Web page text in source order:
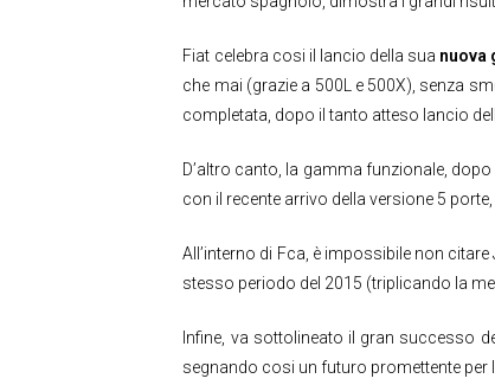
Fiat celebra cosi il lancio della sua nuova
che mai (grazie a 500L e 500X), senza
completata, dopo il tanto atteso lancio
D’altro canto, la gamma funzionale,
con il recente arrivo della versione 5
All’interno di Fca, è impossibile non
stesso periodo del 2015 (triplicando la
Infine, va sottolineato il gran successo
segnando cosi un futuro promettente per